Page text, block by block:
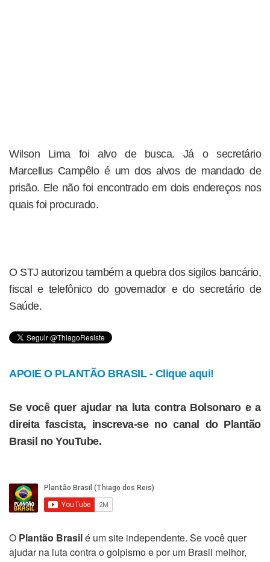
Wilson Lima foi alvo de busca. Já o secretário
Marcellus Campêlo é um dos alvos de mandado de
prisão. Ele não foi encontrado em dois endereços nos
quais foi procurado.
O STJ autorizou também a quebra dos sigilos bancário,
fiscal e telefônico do governador e do secretário de
Saúde.
APOIE O PLANTÃO BRASIL - Clique aqui!
Se você quer ajudar na luta contra Bolsonaro e a
direita fascista, inscreva-se no canal do Plantão
Brasil no YouTube.
O Plantão Brasilé um site independente. Se você quer
ajudar na luta contra o golpismo e por um Brasil melhor,